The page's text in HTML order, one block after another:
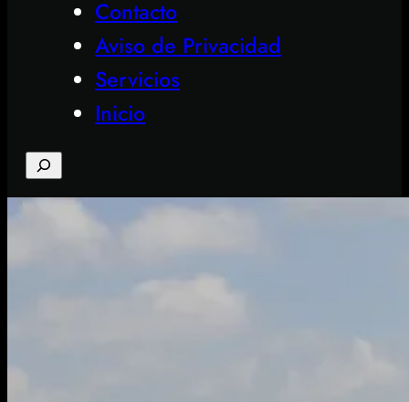
Contacto
Aviso de Privacidad
Servicios
Inicio
Search